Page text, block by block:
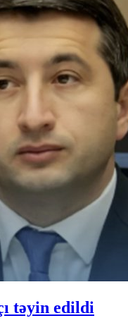
təyin edildi